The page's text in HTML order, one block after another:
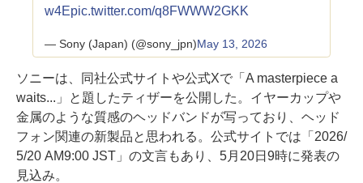
w4Epic.twitter.com/q8FWWW2GKK
— Sony (Japan) (@sony_jpn)May 13, 2026
ソニーは、同社公式サイトや公式Xで「A masterpiece a
waits...」と題したティザーを公開した。イヤーカップや
金属のような質感のヘッドバンドが写っており、ヘッド
フォン関連の新製品と思われる。公式サイトでは「2026/
5/20 AM9:00 JST」の文言もあり、5月20日9時に発表の
見込み。